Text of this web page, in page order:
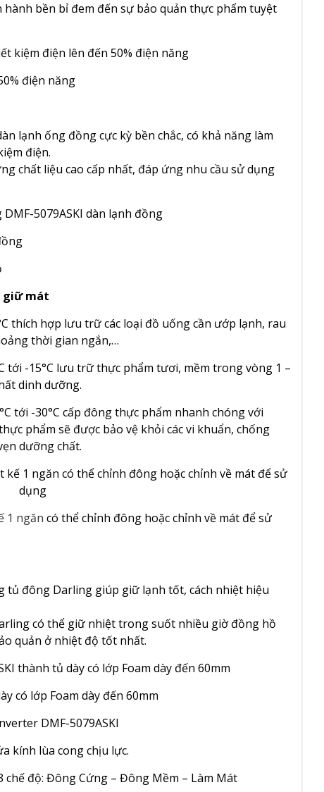
bền bỉ đem đến sự bảo quản thực phẩm tuyệt
điện năng
lạnh ống đồng cực kỳ bền chắc, có khả năng làm
điện.
chất liệu cao cấp nhất, đáp ứng nhu cầu sử dụng
giữ mát
thích hợp lưu trữ các loại đồ uống cần ướp lạnh, rau
thời gian ngắn,…
tới -15°C lưu trữ thực phẩm tươi, mềm trong vòng 1 –
dinh dưỡng.
tới -30°C cấp đông thực phẩm nhanh chóng với
phẩm sẽ được bảo vệ khỏi các vi khuẩn, chống
dưỡng chất.
1 ngăn có thể chỉnh đông hoặc chỉnh về mát để sử
tủ đông Darling giúp giữ lạnh tốt, cách nhiệt hiệu
có thể giữ nhiệt trong suốt nhiều giờ đồng hồ
quản ở nhiệt độ tốt nhất.
có lớp Foam dày đến 60mm
DMF-5079ASKI
kính lùa cong chịu lực.
độ: Đông Cứng – Đông Mềm – Làm Mát